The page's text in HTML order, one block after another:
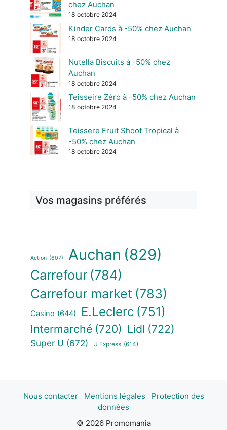
chez Auchan
18 octobre 2024
Kinder Cards à -50% chez Auchan
18 octobre 2024
Nutella Biscuits à -50% chez
Auchan
18 octobre 2024
Teisseire Zéro à -50% chez Auchan
18 octobre 2024
Teissere Fruit Shoot Tropical à
-50% chez Auchan
18 octobre 2024
Vos magasins préférés
Action (607) Auchan (829)
Carrefour (784)
Carrefour market (783)
Casino (644) E.Leclerc (751)
Intermarché (720) Lidl (722)
Super U (672) U Express (614)
Nous contacter Mentions légales
Protection des
données
© 2026 Promomania